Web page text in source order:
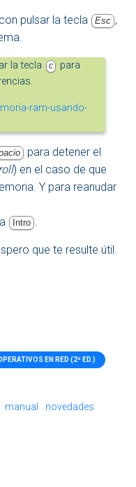
pulsar la tecla Esc ,
la tecla c
para
para detener el
) en el caso de que
Y para reanudar
Intro .
que te resulte útil.
EN RED (2ª ED.)
manual
novedades